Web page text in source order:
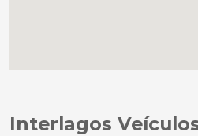
Interlagos